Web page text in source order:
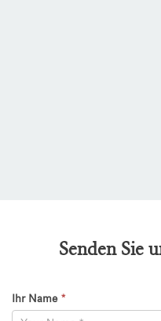
Senden Sie
Kontaktformular
Ihr Name *